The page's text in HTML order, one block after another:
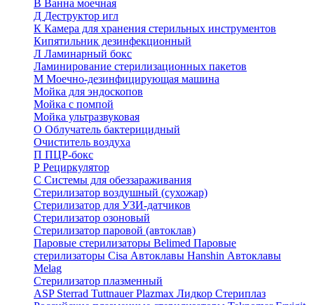
В Ванна моечная
Д Деструктор игл
К Камера для хранения стерильных инструментов
Кипятильник дезинфекционный
Л Ламинарный бокс
Ламинирование стерилизационных пакетов
М Моечно-дезинфицирующая машина
Мойка для эндоскопов
Мойка с помпой
Мойка ультразвуковая
О Облучатель бактерицидный
Очиститель воздуха
П ПЦР-бокс
Р Рециркулятор
С Системы для обеззараживания
Стерилизатор воздушный (сухожар)
Стерилизатор для УЗИ-датчиков
Стерилизатор озоновый
Стерилизатор паровой (автоклав)
Паровые стерилизаторы Belimed Паровые
стерилизаторы Cisa Автоклавы Hanshin Автоклавы
Melag
Стерилизатор плазменный
ASP Sterrad Tuttnauer Plazmax Лидкор Стериплаз